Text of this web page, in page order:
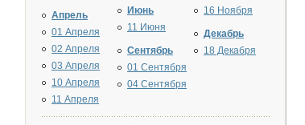
Апрель
01 Апреля
02 Апреля
03 Апреля
10 Апреля
11 Апреля
Июнь
11 Июня
Сентябрь
01 Сентября
04 Сентября
16 Ноября
Декабрь
18 Декабря